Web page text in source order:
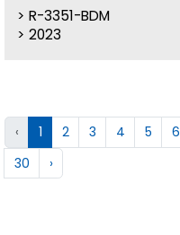
R-3351-BDM
2023
‹ 1 2 3 4 5 6
30
›